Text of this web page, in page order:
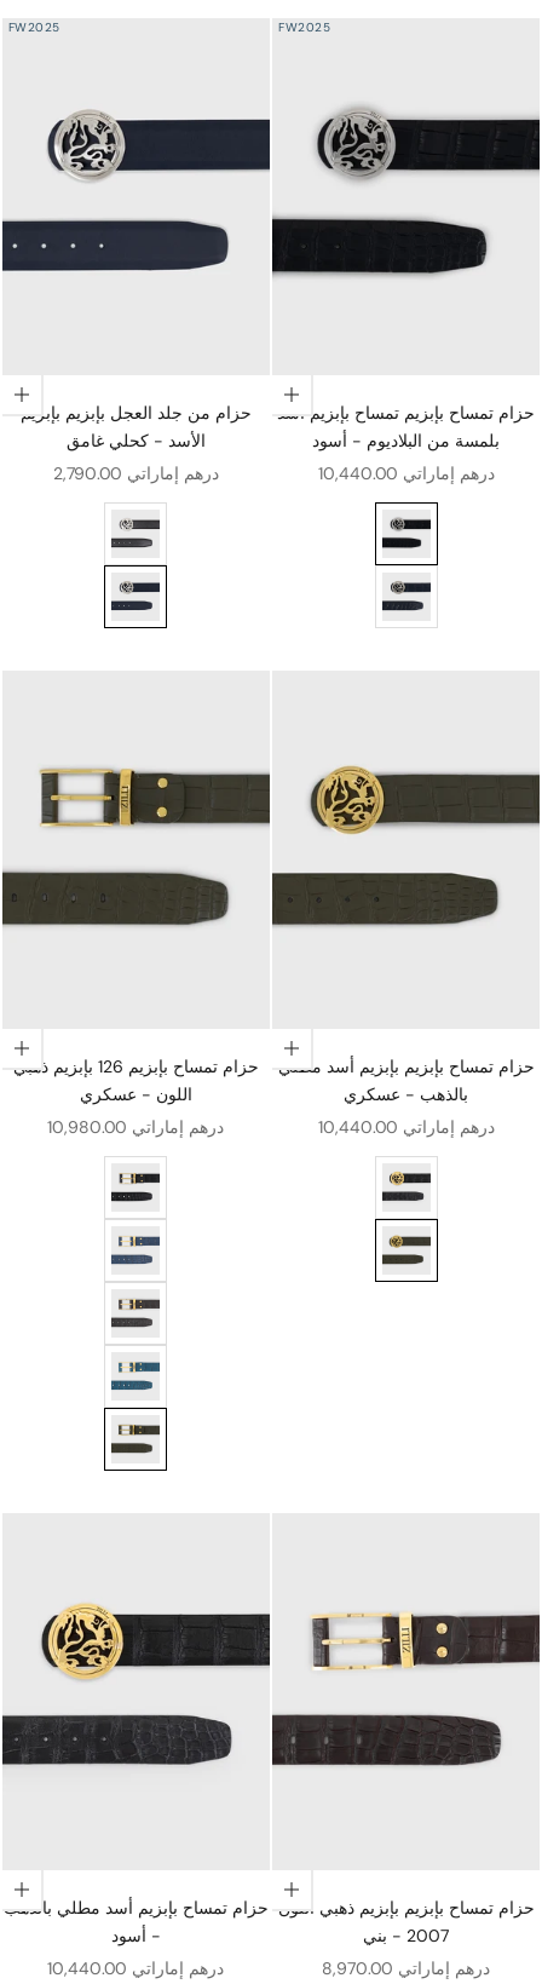
FW2025
اختيار الخيارات
حزام من جلد العجل بإبزيم بإبزيم
الأسد - كحلي غامق
سعر البيع 2,790.00 درهم إماراتي
بمشبك على شكل أسد بلمسة نهائية من البلاديوم - أسود
حزام من جلد العجل بإبزيم بإبزيم الأسد - كحلي غامق
FW2025
اختيار الخيارات
حزام تمساح بإبزيم تمساح بإبزيم أسد
بلمسة من البلاديوم - أسود
سعر البيع
10,440.00 درهم إماراتي
من البلاديوم - أسود
- كحلي داكن
اختيار الخيارات
حزام تمساح بإبزيم 126 بإبزيم ذهبي
اللون - عسكري
سعر البيع
10,980.00 درهم إماراتي
حزام تمساح بإبزيم 126 بإبزيم ذهبي - أسود
حزام تمساح بإبزيم ذهبي 126 بإبزيم ذهبي - جينز أزرق
اختيار الخيارات
حزام تمساح بإبزيم بإبزيم أسد مطلي
بالذهب - عسكري
سعر البيع
10,440.00 درهم إماراتي
مطلي بالذهب - أسود
بالذهب - عسكري
اختيار الخيارات
حزام تمساح بإبزيم أسد مطلي بالذهب
- أسود
سعر البيع
10,440.00 درهم إماراتي
اختيار الخيارات
حزام تمساح بإبزيم بإبزيم ذهبي اللون
2007 - بني
سعر البيع 8,970.00 درهم إماراتي